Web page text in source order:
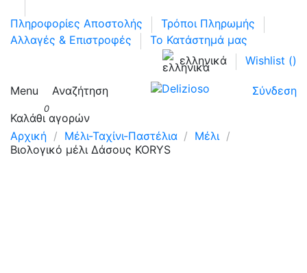
Πληροφορίες Αποστολής
Τρόποι Πληρωμής
Αλλαγές & Επιστροφές
Το Κατάστημά μας
ελληνικά
Wishlist ()
Menu Αναζήτηση Σύνδεση
0
Καλάθι αγορών
Αρχική
Μέλι-Ταχίνι-Παστέλια
Μέλι
Βιολογικό μέλι Δάσους KORYS